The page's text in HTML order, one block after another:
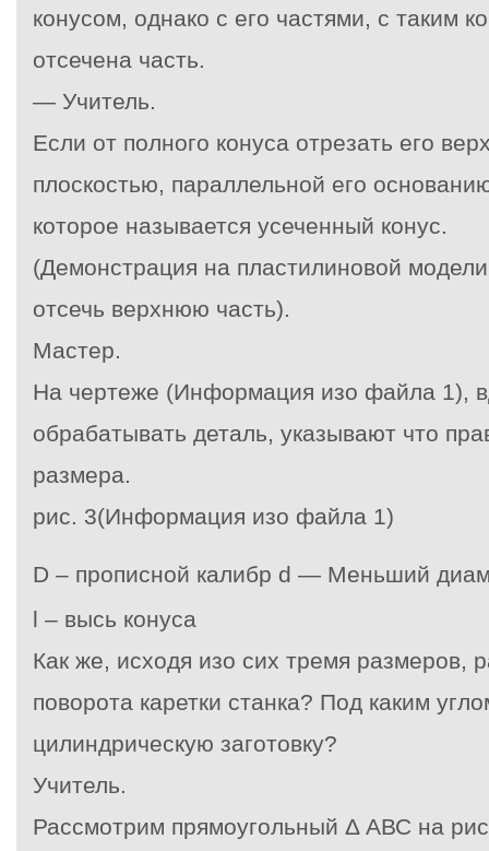
конусом, однако с его частями, с таким
отсечена часть.
— Учитель.
Если от полного конуса отрезать его
плоскостью, параллельной его
которое называется усеченный конус.
(Демонстрация на пластилиновой
отсечь верхнюю часть).
Мастер.
На чертеже (Информация изо файла 1),
обрабатывать деталь, указывают что
размера.
рис. 3(Информация изо файла 1)
D – прописной калибр d — Меньший
l – высь конуса
Как же, исходя изо сих тремя размеров,
поворота каретки станка? Под каким
цилиндрическую заготовку?
Учитель.
Рассмотрим прямоугольный Δ АВС на